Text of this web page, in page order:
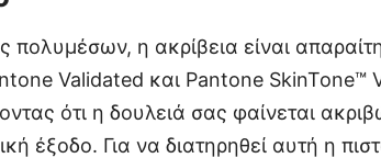
πολυμέσων, η ακρίβεια είναι
Validated και Pantone SkinTone™
ότι η δουλειά σας φαίνεται
έξοδο. Για να διατηρηθεί αυτή η